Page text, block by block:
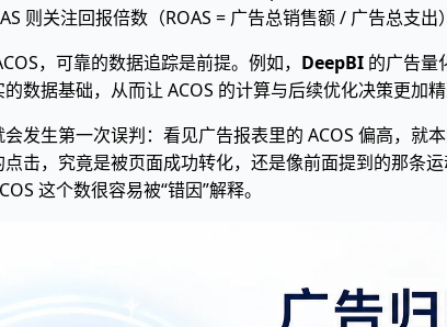
则关注回报倍数（ROAS = 广告总销售额 / 广告总支出
，可靠的数据追踪是前提。例如， DeepBI 的广告量
数据基础，从而让 ACOS 的计算与后续优化决策更加精
发生第一次误判：看见广告报表里的 ACOS 偏高，就
击，究竟是被页面成功转化，还是像前面提到的那条
这个数很容易被“错因”解释。